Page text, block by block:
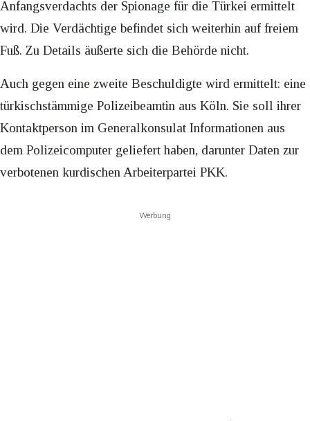
Anfangsverdachts der Spionage für die Türkei ermittelt
wird. Die Verdächtige befindet sich weiterhin auf freiem
Fuß. Zu Details äußerte sich die Behörde nicht.
Auch gegen eine zweite Beschuldigte wird ermittelt: eine
türkischstämmige Polizeibeamtin aus Köln. Sie soll ihrer
Kontaktperson im Generalkonsulat Informationen aus
dem Polizeicomputer geliefert haben, darunter Daten zur
verbotenen kurdischen Arbeiterpartei PKK.
Werbung